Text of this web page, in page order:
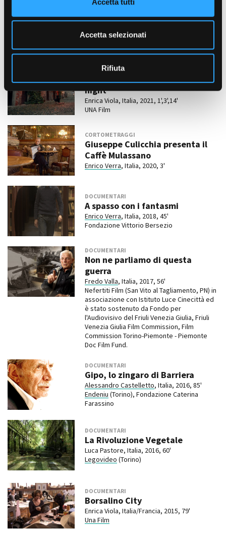
Accetta selezionati
Rifiuta
Innesti
Sandro Bozzolo, Italia, 2022, 52'
CORTOMETRAGGI
Never saw true beauty till this
night
Enrica Viola, Italia, 2021, 1',3',14'
UNA Film
CORTOMETRAGGI
Giuseppe Culicchia presenta il
Caffè Mulassano
Enrico Verra, Italia, 2020, 3'
DOCUMENTARI
A spasso con i fantasmi
Enrico Verra, Italia, 2018, 45'
Fondazione Vittorio Bersezio
DOCUMENTARI
Non ne parliamo di questa
guerra
Fredo Valla, Italia, 2017, 56'
Nefertiti Film (San Vito al Tagliamento, PN) in
associazione con Istituto Luce Cinecittà ed
è stato sostenuto da Fondo per
l'Audiovisivo del Friuli Venezia Giulia, Friuli
Venezia Giulia Film Commission, Film
Commission Torino-Piemonte - Piemonte
Doc Film Fund.
DOCUMENTARI
Gipo, lo zingaro di Barriera
Alessandro Castelletto, Italia, 2016, 85'
Endeniu (Torino), Fondazione Caterina
Farassino
DOCUMENTARI
La Rivoluzione Vegetale
Luca Pastore, Italia, 2016, 60'
Legovideo (Torino)
DOCUMENTARI
Borsalino City
Enrica Viola, Italia/Francia, 2015, 79'
Una Film